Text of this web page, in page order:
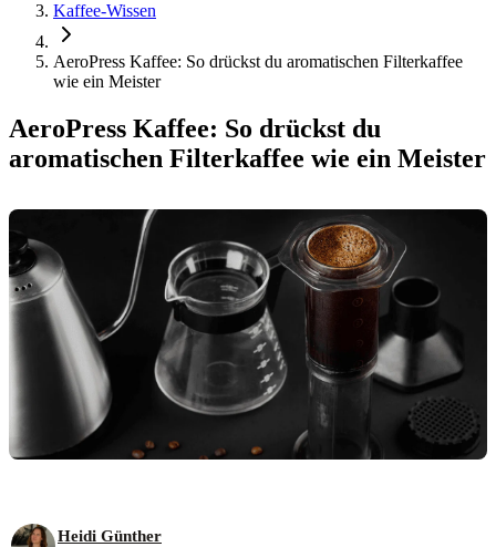
Kaffee-Wissen
AeroPress Kaffee: So drückst du aromatischen Filterkaffee
wie ein Meister
AeroPress Kaffee: So drückst du
aromatischen Filterkaffee wie ein Meister
Heidi Günther